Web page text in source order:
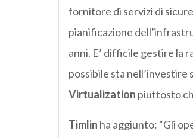
fornitore di servizi di
pianificazione
anni. E’ difficile gestire la
possibile sta nell’investire
Virtualization piuttosto
Timlin ha aggiunto: “Gli